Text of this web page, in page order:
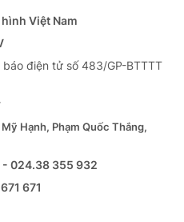
Việt Nam
điện tử số 483/GP-BTTTT
Hạnh, Phạm Quốc Thắng,
024.38 355 932
671